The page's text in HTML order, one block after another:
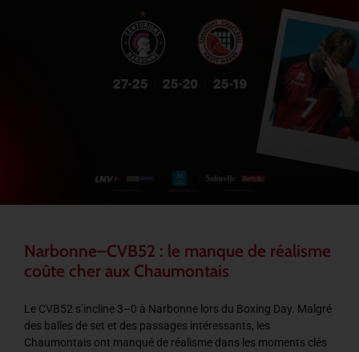
Narbonne–CVB52 : le manque de réalisme
coûte cher aux Chaumontais
Le CVB52 s’incline 3–0 à Narbonne lors du Boxing Day. Malgré
des balles de set et des passages intéressants, les
Chaumontais ont manqué de réalisme dans les moments clés